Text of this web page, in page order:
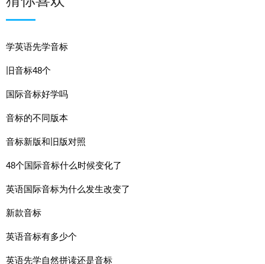
学英语先学音标
旧音标48个
国际音标好学吗
音标的不同版本
音标新版和旧版对照
48个国际音标什么时候变化了
英语国际音标为什么发生改变了
新款音标
英语音标有多少个
英语先学自然拼读还是音标